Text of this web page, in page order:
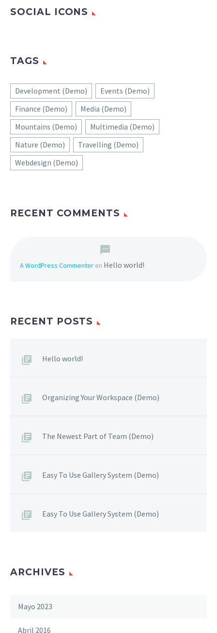
SOCIAL ICONS
TAGS
Development (Demo)
Events (Demo)
Finance (Demo)
Media (Demo)
Mountains (Demo)
Multimedia (Demo)
Nature (Demo)
Travelling (Demo)
Webdesign (Demo)
RECENT COMMENTS
A WordPress Commenter en Hello world!
RECENT POSTS
Hello world!
Organizing Your Workspace (Demo)
The Newest Part of Team (Demo)
Easy To Use Gallery System (Demo)
Easy To Use Gallery System (Demo)
ARCHIVES
Mayo 2023
Abril 2016